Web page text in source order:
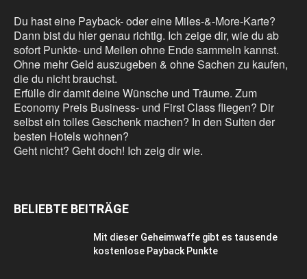
Du hast eine Payback- oder eine Miles-&-More-Karte?
Dann bist du hier genau richtig. Ich zeige dir, wie du ab
sofort Punkte- und Meilen ohne Ende sammeln kannst.
Ohne mehr Geld auszugeben & ohne Sachen zu kaufen,
die du nicht brauchst.
Erfülle dir damit deine Wünsche und Träume. Zum
Economy Preis Business- und First Class fliegen? Dir
selbst ein tolles Geschenk machen? In den Suiten der
besten Hotels wohnen?
Geht nicht? Geht doch! Ich zeig dir wie.
BELIEBTE BEITRÄGE
Mit dieser Geheimwaffe gibt es tausende
kostenlose Payback Punkte